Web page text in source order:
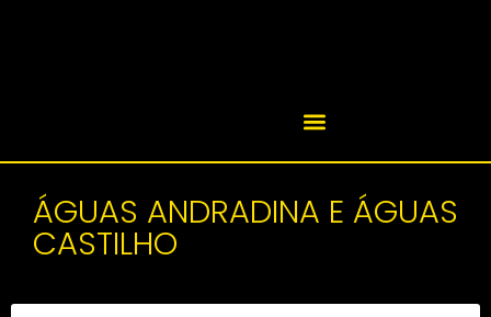
ÁGUAS ANDRADINA E ÁGUAS
CASTILHO